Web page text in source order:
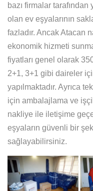
bazı firmalar
olan ev eşyalarının
fazladır. Ancak Atacan
ekonomik hizmeti
fiyatları genel olarak
2+1, 3+1 gibi daireler
yapılmaktadır. Ayrıca
için ambalajlama ve
nakliye ile iletişime
eşyaların güvenli bir
sağlayabilirsiniz.